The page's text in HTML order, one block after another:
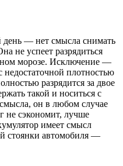
— нет смысла снимать
не успеет разрядиться
морозе. Исключение —
недостаточной плотностью
разрядится за двое
такой и носиться с
он в любом случае
не сэкономит, лучше
имеет смысл
стоянки автомобиля —